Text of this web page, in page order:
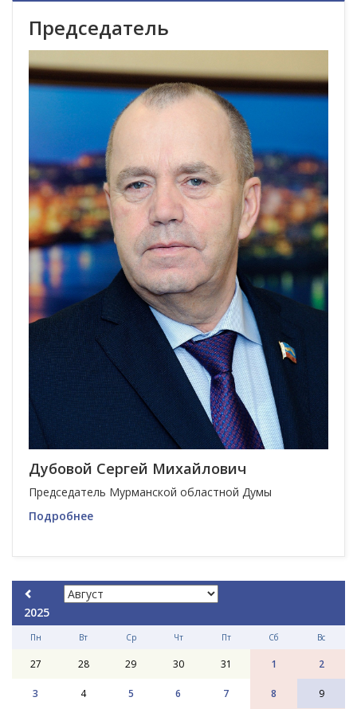
Председатель
Дубовой Сергей Михайлович
Председатель Мурманской областной Думы
Подробнее
2025
Пн Вт Ср Чт Пт Сб Вс
27 28 29 30 31 1 2
3 4 5 6 7 8 9